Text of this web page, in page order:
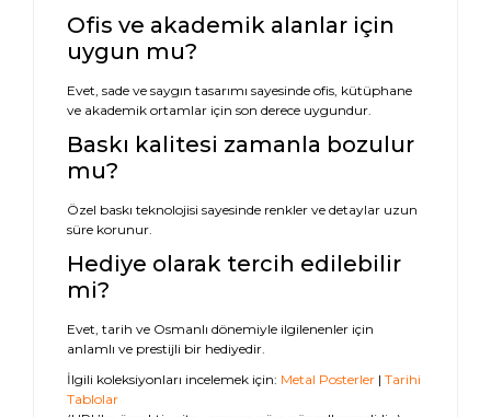
Ofis ve akademik alanlar için
uygun mu?
Evet, sade ve saygın tasarımı sayesinde ofis, kütüphane
ve akademik ortamlar için son derece uygundur.
Baskı kalitesi zamanla bozulur
mu?
Özel baskı teknolojisi sayesinde renkler ve detaylar uzun
süre korunur.
Hediye olarak tercih edilebilir
mi?
Evet, tarih ve Osmanlı dönemiyle ilgilenenler için
anlamlı ve prestijli bir hediyedir.
İlgili koleksiyonları incelemek için: Metal Posterler | Tarihi
Tablolar